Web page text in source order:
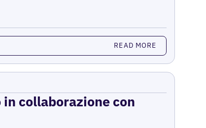
READ MORE
collaborazione con